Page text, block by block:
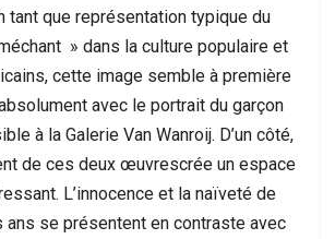
tant que représentation typique du
» dans la culture populaire et
cette image semble à première
avec le portrait du garçon
à la Galerie Van Wanroij. D’un côté,
de ces deux œuvrescrée un espace
L’innocence et la naïveté de
ans se présentent en contraste avec